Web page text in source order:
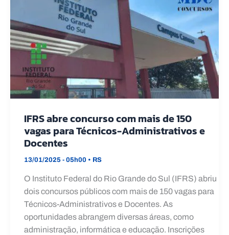
IFRS abre concurso com mais de 150
vagas para Técnicos-Administrativos e
Docentes
13/01/2025 - 05h00 • RS
O Instituto Federal do Rio Grande do Sul (IFRS) abriu
dois concursos públicos com mais de 150 vagas para
Técnicos-Administrativos e Docentes. As
oportunidades abrangem diversas áreas, como
administração, informática e educação. Inscrições